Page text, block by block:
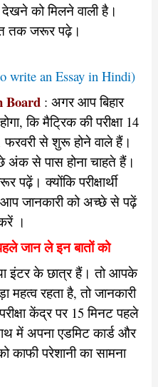
को मिलने वाली है।
तक जरूर पढ़े।
write an Essay in Hindi)
Board: अगर आप बिहार
कि मैट्रिक की परीक्षा 14
फरवरी से शुरू होने वाले हैं।
अंक से पास होना चाहते हैं।
पढ़ें। क्योंकि परीक्षार्थी
जानकारी को अच्छे से पढ़ें
।
जान ले इन बातों को
इंटर के छात्र हैं। तो आपके
महत्व रहता है, तो जानकारी
केंद्र पर 15 मिनट पहले
में अपना एडमिट कार्ड और
परेशानी का सामना